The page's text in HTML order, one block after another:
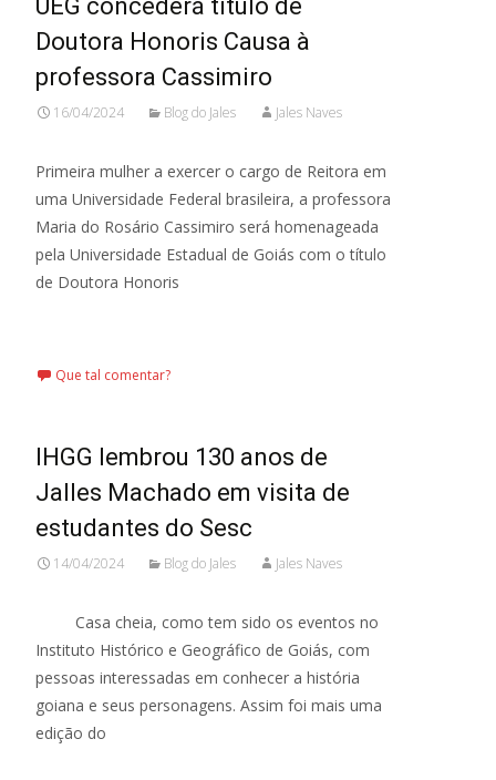
UEG concederá título de
Doutora Honoris Causa à
professora Cassimiro
16/04/2024 Blog do Jales Jales Naves
Primeira mulher a exercer o cargo de Reitora em
uma Universidade Federal brasileira, a professora
Maria do Rosário Cassimiro será homenageada
pela Universidade Estadual de Goiás com o título
de Doutora Honoris
Que tal comentar?
IHGG lembrou 130 anos de
Jalles Machado em visita de
estudantes do Sesc
14/04/2024 Blog do Jales Jales Naves
Casa cheia, como tem sido os eventos no
Instituto Histórico e Geográfico de Goiás, com
pessoas interessadas em conhecer a história
goiana e seus personagens. Assim foi mais uma
edição do